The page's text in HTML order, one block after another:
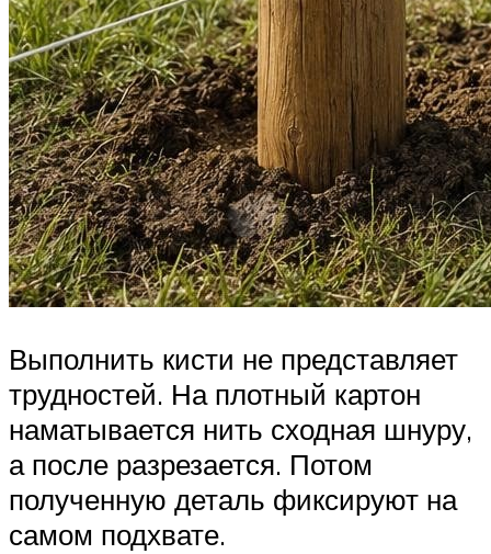
Выполнить кисти не представляет
трудностей. На плотный картон
наматывается нить сходная шнуру,
а после разрезается. Потом
полученную деталь фиксируют на
самом подхвате.